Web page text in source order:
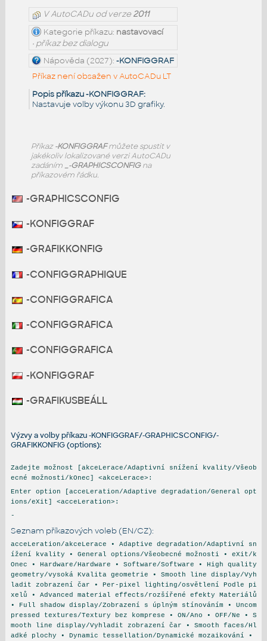
V AutoCADu od verze2011
Kategorie příkazu: nastavovací
• příkaz bez dialogu
Nápověda (2027): -KONFIGGRAF
Příkaz není obsažen v AutoCADu LT
Popis příkazu -KONFIGGRAF:
Nastavuje volby výkonu 3D grafiky.
Příkaz-KONFIGGRAFmůžete spustit v
jakékoliv lokalizované verzi AutoCADu
zadáním _-GRAPHICSCONFIGna
příkazovém řádku.
-GRAPHICSCONFIG
-KONFIGGRAF
-GRAFIKKONFIG
-CONFIGGRAPHIQUE
-CONFIGGRAFICA
-CONFIGGRAFICA
-CONFIGGRAFICA
-KONFIGGRAF
-GRAFIKUSBEÁLL
Výzvy a volby příkazu -KONFIGGRAF/-GRAPHICSCONFIG/-
GRAFIKKONFIG (options):
Zadejte možnost [akceLerace/Adaptivní snížení kvality/Všeob
ecné možnosti/kOnec] <akceLerace>:
Enter option [acceLeration/Adaptive degradation/General opt
ions/eXit] <acceLeration>:
-
Seznam příkazových voleb (EN/CZ):
acceLeration/akceLerace • Adaptive degradation/Adaptivní sn
ížení kvality • General options/Všeobecné možnosti • eXit/k
Onec • Hardware/Hardware • Software/Software • High quality
geometry/vysoká Kvalita geometrie • Smooth line display/Vyh
ladit zobrazení čar • Per-pixel lighting/osvětlení Podle pi
xelů • Advanced material effects/rozšířené efekty Materiálů
• Full shadow display/Zobrazení s úplným stínováním • Uncom
pressed textures/Textury bez komprese • ON/Ano • OFF/Ne • S
mooth line display/Vyhladit zobrazení čar • Smooth faces/Hl
adké plochy • Dynamic tessellation/Dynamické mozaikování •